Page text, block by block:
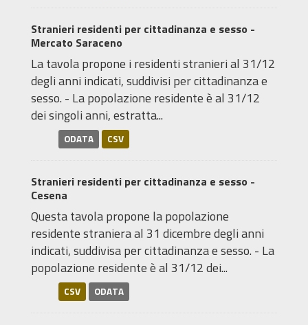
Stranieri residenti per cittadinanza e sesso -
Mercato Saraceno
La tavola propone i residenti stranieri al 31/12
degli anni indicati, suddivisi per cittadinanza e
sesso. - La popolazione residente è al 31/12
dei singoli anni, estratta...
ODATA CSV
Stranieri residenti per cittadinanza e sesso -
Cesena
Questa tavola propone la popolazione
residente straniera al 31 dicembre degli anni
indicati, suddivisa per cittadinanza e sesso. - La
popolazione residente è al 31/12 dei...
CSV ODATA